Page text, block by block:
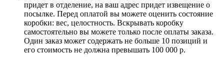
придет в отделение, на ваш адрес придет извещение о
посылке. Перед оплатой вы можете оценить состояние
коробки: вес, целостность. Вскрывать коробку
самостоятельно вы можете только после оплаты заказа.
Один заказ может содержать не больше 10 позиций и
его стоимость не должна превышать 100 000 р.